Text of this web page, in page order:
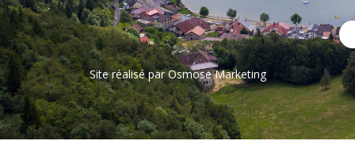
Site réalisé parOsmose Marketing